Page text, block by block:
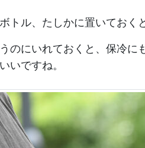
トル、たしかに置いておく
のにいれておくと、保冷に
いですね。